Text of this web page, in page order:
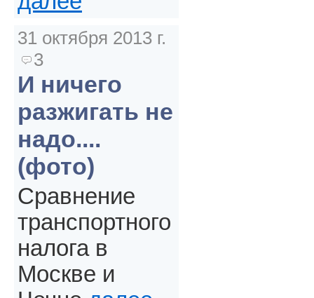
31 октября 2013 г.
3
И ничего
разжигать не
надо....
(фото)
Сравнение
транспортного
налога в
Москве и